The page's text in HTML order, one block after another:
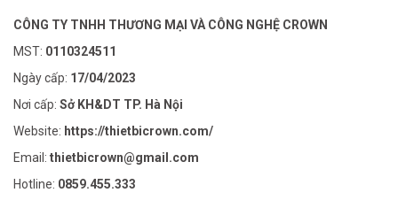
CÔNG TY TNHH THƯƠNG MẠI VÀ CÔNG NGHỆ CROWN
MST: 0110324511
Ngày cấp: 17/04/2023
Nơi cấp: Sở KH&DT TP. Hà Nội
Website: https://thietbicrown.com/
Email: thietbicrown@gmail.com
Hotline: 0859.455.333